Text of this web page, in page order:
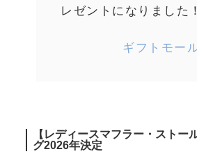
レゼントになりました！
ギフトモー